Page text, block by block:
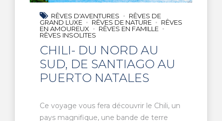
RÊVES D'AVENTURES
RÊVES DE
GRAND LUXE
RÊVES DE NATURE
RÊVES
EN AMOUREUX
RÊVES EN FAMILLE
RÊVES INSOLITES
CHILI- DU NORD AU
SUD, DE SANTIAGO AU
PUERTO NATALES
Ce voyage vous fera découvrir le Chili, un
pays magnifique, une bande de terre